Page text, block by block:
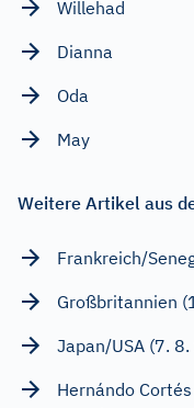
Willehad
Dianna
Oda
May
Weitere Artikel aus
Frankreich/
Großbritannien
Japan/USA (7.
Hernándo